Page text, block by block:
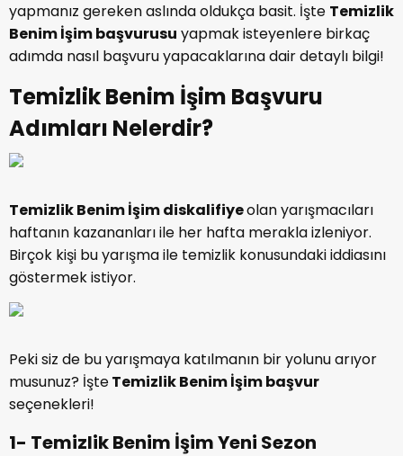
yapmanız gereken aslında oldukça basit. İşte Temizlik
Benim İşim başvurusu yapmak isteyenlere birkaç
adımda nasıl başvuru yapacaklarına dair detaylı bilgi!
Temizlik Benim İşim Başvuru
Adımları Nelerdir?
Temizlik Benim İşimdiskalifiyeolan yarışmacıları
haftanın kazananları ile her hafta merakla izleniyor.
Birçok kişi bu yarışma ile temizlik konusundaki iddiasını
göstermek istiyor.
Peki siz de bu yarışmaya katılmanın bir yolunu arıyor
musunuz? İşteTemizlik Benim İşim başvur
seçenekleri!
1- Temizlik Benim İşim Yeni Sezon